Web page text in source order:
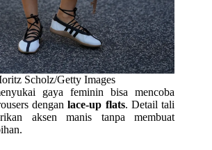
Scholz/Getty Images
gaya feminin bisa mencoba
denganlace-up flats. Detail tali
aksen manis tanpa membuat